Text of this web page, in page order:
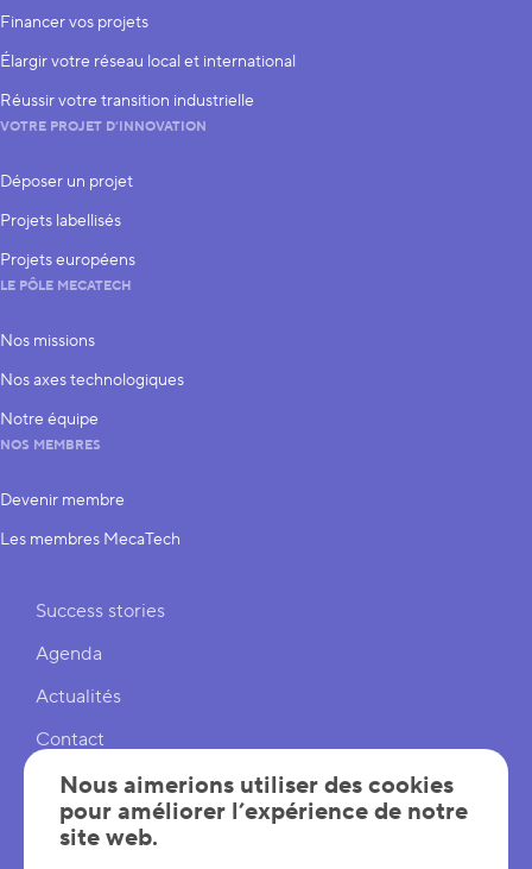
Financer vos projets
Élargir votre réseau local et international
Réussir votre transition industrielle
VOTRE PROJET D’INNOVATION
Déposer un projet
Projets labellisés
Projets européens
LE PÔLE MECATECH
Nos missions
Nos axes technologiques
Notre équipe
NOS MEMBRES
Devenir membre
Les membres MecaTech
Liens rapides
Success stories
Agenda
Actualités
Contact
Cookies
Réglages cookies
Nous aimerions utiliser des cookies
pour améliorer l’expérience de notre
site web.